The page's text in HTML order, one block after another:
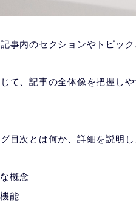
事内のセクションやトピッ
て、記事の全体像を把握し
目次とは何か、詳細を説明し
概念
能